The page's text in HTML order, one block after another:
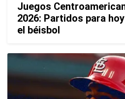
Juegos
2026: Partidos para
el béisbol